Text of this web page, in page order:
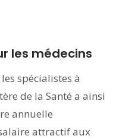
les médecins
spécialistes à
de la Santé a ainsi
annuelle
attractif aux